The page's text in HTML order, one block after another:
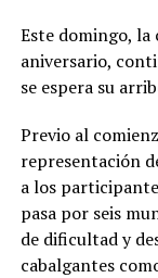
Este domingo, la
aniversario,
se espera su
Previo al
representación
a los
pasa por seis
de dificultad y
cabalgantes